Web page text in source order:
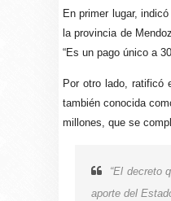
En primer lugar,
la provincia de
“Es un pago único a
Por otro lado, ratificó
también conocida
millones, que se
“El decreto
aporte del